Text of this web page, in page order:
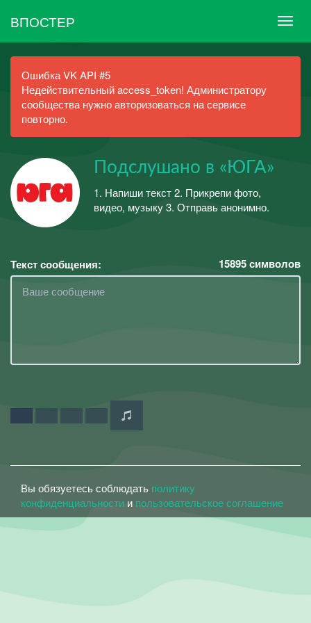
ВПОСТЕР
Ошибка VK API #5
Недействительный access_token! Администратору
сообщества нужно авторизоваться на сервисе
повторно.
Подслушано в «ЮГА»
1. Напиши текст 2. Прикрепи фото,
видео, музыку 3. Отправь анонимно.
Текст сообщения: 15895символов
Вы обязуетесь соблюдать политику
конфиденциальности и пользовательское соглашение